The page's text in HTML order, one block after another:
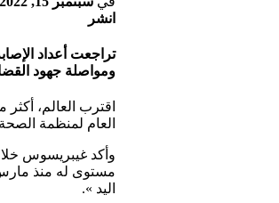
انشر
تراجعت أعداد
ومواصلة جهود القضاء على كوفيد-19 وإلا “سنواجه
العام لمنظمة
اليد ».